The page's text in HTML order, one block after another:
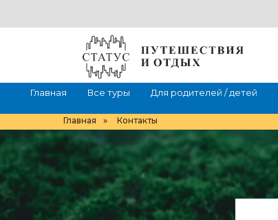
Главная Все туры Для родителей / детей
Главная » Контакты